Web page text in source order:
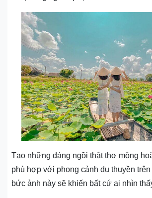
Tạo những dáng ngồi thật thơ mộng
phù hợp với phong cảnh du thuyền
bức ảnh này sẽ khiến bất cứ ai nhìn